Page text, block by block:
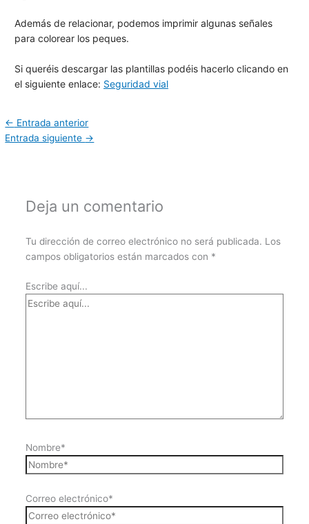
Además de relacionar, podemos imprimir algunas señales
para colorear los peques.
Si queréis descargar las plantillas podéis hacerlo clicando en
el siguiente enlace: Seguridad vial
← Entrada anterior
Entrada siguiente →
Deja un comentario
Tu dirección de correo electrónico no será publicada. Los
campos obligatorios están marcados con *
Escribe aquí...
Nombre*
Correo electrónico*